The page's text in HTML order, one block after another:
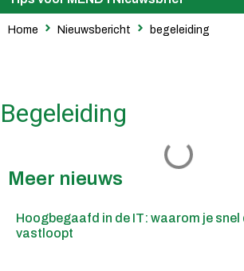
Home Nieuwsbericht begeleiding
Begeleiding
Meer nieuws
Hoogbegaafd in de IT: waarom je
vastloopt